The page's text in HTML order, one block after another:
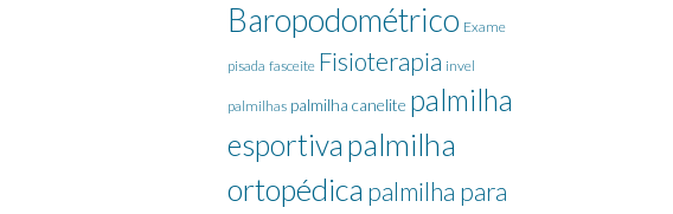
Baropodométrico Exame
pisada fasceite Fisioterapia invel
palmilhas palmilha canelite palmilha
esportiva palmilha
ortopédica palmilha para